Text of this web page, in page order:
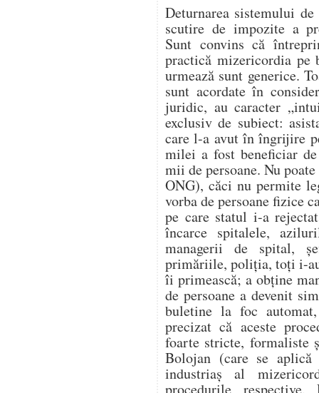
Deturnarea sistemului
scutire de impozite a
Sunt convins că
practică mizericordia pe
urmează sunt generice.
sunt acordate în
juridic, au caracter
exclusiv de subiect:
care l-a avut în îngrijire
milei a fost beneficiar
mii de persoane. Nu
ONG), căci nu permite
vorba de persoane fizice
pe care statul i-a
încarce spitalele,
managerii de spital,
primăriile, poliția, toți i-
îi primească; a obține
de persoane a devenit
buletine la foc
precizat că aceste
foarte stricte, formaliste
Bolojan (care se
industriaș al
procedurile